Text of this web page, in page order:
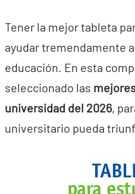
Tener la mejor tableta
ayudar tremendamente
educación. En esta
seleccionado las
universidad del 2026,
universitario pueda